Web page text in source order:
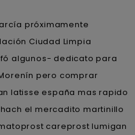
próximamente
Ciudad Limpia
algunos- dedicato para
pero comprar
latisse españa mas rapido
el mercadito martinillo
careprost lumigan